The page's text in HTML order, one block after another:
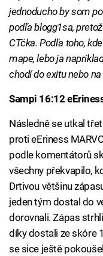
jednoducho by som
podľa blogg1sa,
CTčka. Podľa toho,
mape, lebo ja
chodí do exitu nebo na
Sampi 16:12
Následně se utkal
proti eEriness
podle komentátorů
všechny překvapilo,
Drtivou většinu
jeden tým dostal do
dorovnali. Zápas
díky dostali ze skóre
se sice ještě